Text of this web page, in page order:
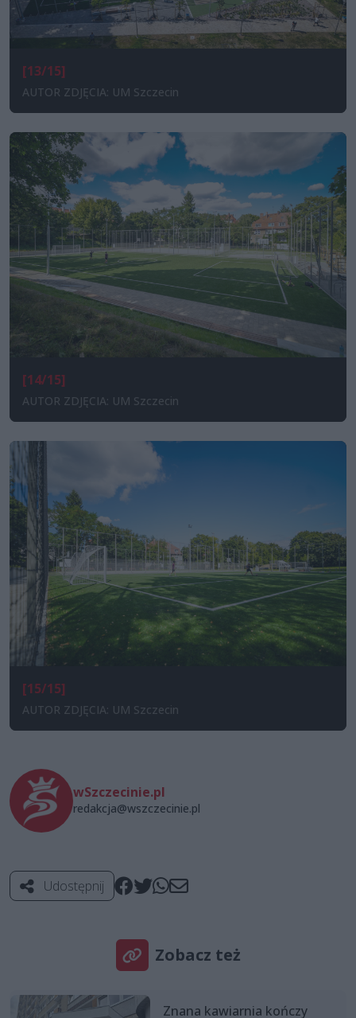
[13/15]
AUTOR ZDJĘCIA: UM Szczecin
[14/15]
AUTOR ZDJĘCIA: UM Szczecin
[15/15]
AUTOR ZDJĘCIA: UM Szczecin
wSzczecinie.pl
redakcja@wszczecinie.pl
Udostępnij
Zobacz też
Znana kawiarnia kończy